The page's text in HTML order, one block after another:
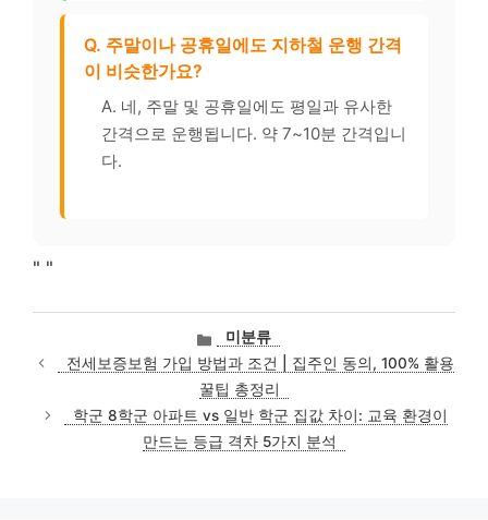
Q. 주말이나 공휴일에도 지하철 운행 간격
이 비슷한가요?
A. 네, 주말 및 공휴일에도 평일과 유사한
간격으로 운행됩니다. 약 7~10분 간격입니
다.
" "
카
테
고
리
미분류
전세보증보험 가입 방법과 조건 | 집주인 동의, 100% 활용
꿀팁 총정리
학군 8학군 아파트 vs 일반 학군 집값 차이: 교육 환경이
만드는 등급 격차 5가지 분석